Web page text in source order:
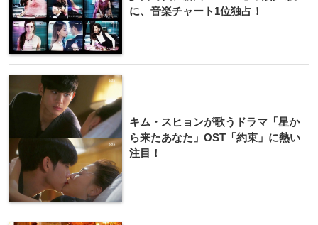
に、音楽チャート1位独占！
キム・スヒョンが歌うドラマ「星か
ら来たあなた」OST「約束」に熱い
注目！